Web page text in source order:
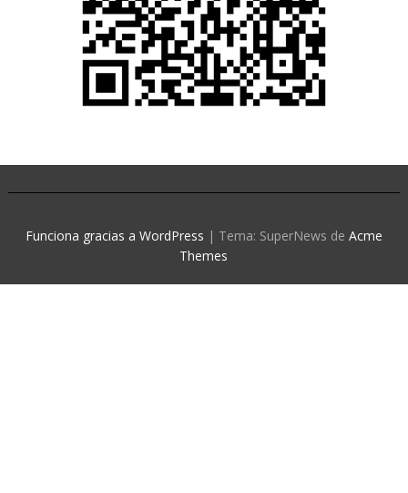
Funciona gracias a WordPress | Tema: SuperNews de Acme
Themes